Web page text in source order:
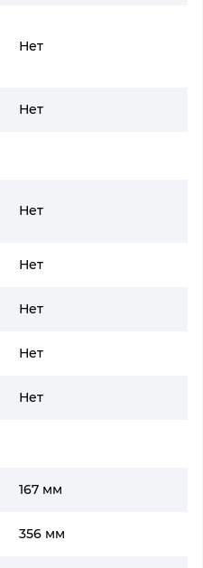
Нет
Нет
Нет
Нет
Нет
Нет
Нет
167 мм
356 мм